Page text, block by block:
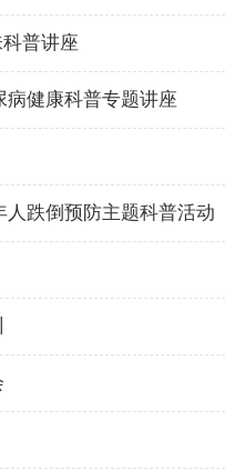
普讲座
病健康科普专题讲座
人跌倒预防主题科普活动